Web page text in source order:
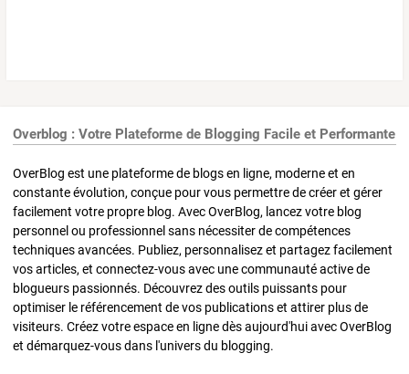
Overblog : Votre Plateforme de Blogging Facile et Performante
OverBlog est une plateforme de blogs en ligne, moderne et en
constante évolution, conçue pour vous permettre de créer et gérer
facilement votre propre blog. Avec OverBlog, lancez votre blog
personnel ou professionnel sans nécessiter de compétences
techniques avancées. Publiez, personnalisez et partagez facilement
vos articles, et connectez-vous avec une communauté active de
blogueurs passionnés. Découvrez des outils puissants pour
optimiser le référencement de vos publications et attirer plus de
visiteurs. Créez votre espace en ligne dès aujourd'hui avec OverBlog
et démarquez-vous dans l'univers du blogging.